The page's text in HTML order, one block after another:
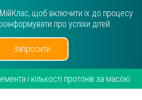
МійКлас, щоб включити їх до процесу
про успіхи дітей.
Запросити
і кількості протонів за масою